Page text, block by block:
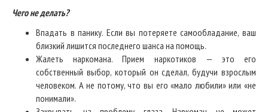
Чего не делать?
Впадать в панику. Если вы потеряете самообладание, ваш
близкий лишится последнего шанса на помощь.
Жалеть наркомана. Прием наркотиков — это его
собственный выбор, который он сделал, будучи взрослым
человеком. А не потому, что вы его «мало любили» или «не
понимали».